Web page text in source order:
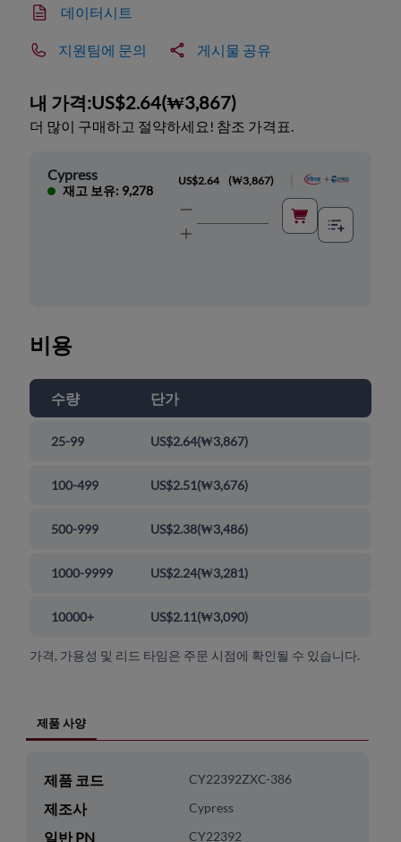
데이터시트
지원팀에 문의 게시물 공유
내 가격:US$2.64(₩3,867)
더 많이 구매하고 절약하세요! 참조 가격표.
Cypress
재고 보유: 9,278
US$2.64 (₩3,867)
비용
수량 단가
25-99 US$2.64(₩3,867)
100-499 US$2.51(₩3,676)
500-999 US$2.38(₩3,486)
1000-9999 US$2.24(₩3,281)
10000+ US$2.11(₩3,090)
가격, 가용성 및 리드 타임은 주문 시점에 확인될 수 있습니다.
제품 사양
제품 코드 CY22392ZXC-386
제조사 Cypress
일반 PN CY22392